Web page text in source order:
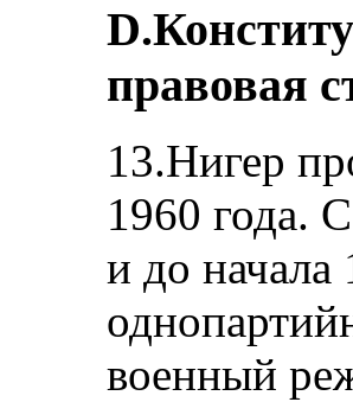
правовая
13.Нигер
1960 года.
и до начала
военный